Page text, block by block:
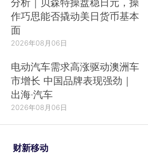
作巧思能否撬动美日货币基本
面
2026年08月06日
电动汽车需求高涨驱动澳洲车
市增长 中国品牌表现强劲｜
出海·汽车
2026年08月06日
财新移动